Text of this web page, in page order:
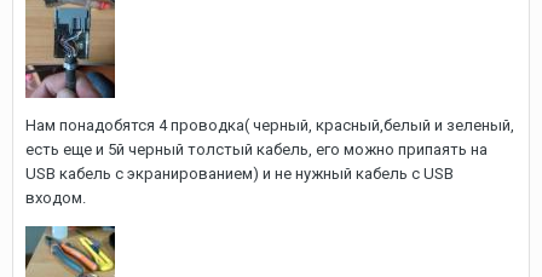
Нам понадобятся 4 проводка( черный, красный,белый и зеленый,
есть еще и 5й черный толстый кабель, его можно припаять на
USB кабель с экранированием) и не нужный кабель с USB
входом.